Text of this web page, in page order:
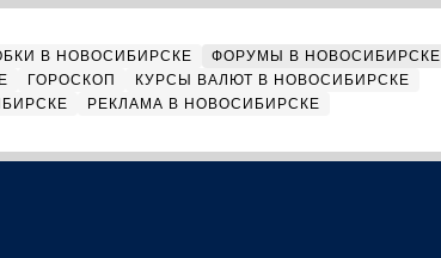
В НОВОСИБИРСКЕ
ФОРУМЫ В НОВОСИБИРСКЕ
ГОРОСКОП
КУРСЫ ВАЛЮТ В НОВОСИБИРСКЕ
РЕКЛАМА В НОВОСИБИРСКЕ